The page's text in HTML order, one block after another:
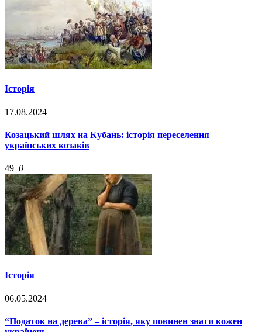
Історія
17.08.2024
Козацький шлях на Кубань: історія переселення
українських козаків
49 0
Історія
06.05.2024
“Податок на дерева” – історія, яку повинен знати кожен